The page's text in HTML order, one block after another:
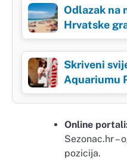
Odlazak na
Hrvatske
Skriveni
Aquariumu
Online
Sezonac.hr –
pozicija.